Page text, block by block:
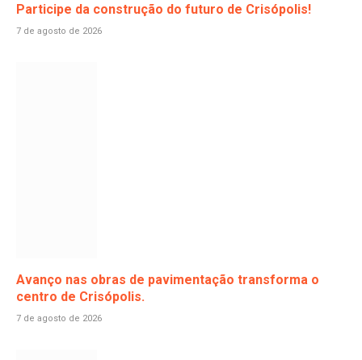
Participe da construção do futuro de Crisópolis!
7 de agosto de 2026
Avanço nas obras de pavimentação transforma o
centro de Crisópolis.
7 de agosto de 2026